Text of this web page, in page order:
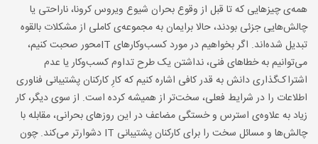
همه‌ی چیزهایی که تا قبل از وقوع بحران شیوع ویروس کرونا، ناراحتی یا
چالش‌هایی جزئی بودند، حالا برایمان به مجموعه‌ی کاملی از مشکلات بالقوه
تبدیل شده‌اند. اگر بخواهیم در مورد کسب‌وکارهای ITمحور صحبت کنیم،
می‌توانیم به خطاهای فنی، نداشتن یک طرح تداوم کسب‌وکار یا عدم
اشتراک‌گذاری دانش به قدر کافی اشاره کنیم که کارِ کارکنان پشتیبانی فناوری
اطلاعات را در شرایط فعلی، سخت‌تر از همیشه کرده است. از سوی دیگر، کار
زیاد به علاوه‌ی استرس و خستگی مضاعف در این روزهای بحرانی، مقابله با
چالش‌ها و مسائل سخت را برای کارکنان پشتیبانی IT دشوارتر می‌کند. چون